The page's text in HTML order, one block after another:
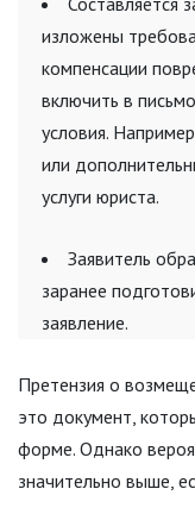
изложены
компенсации
включить в
условия.
или
услуги юриста.
Заявитель
заранее
заявление.
Претензия о
это документ,
форме. Однако
значительно выше,